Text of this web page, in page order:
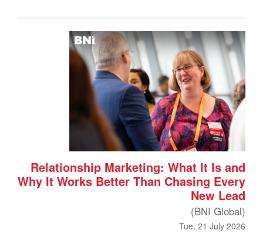
Relationship Marketing: What It Is and
Why It Works Better Than Chasing Every
New Lead
(BNI Global)
Tue, 21 July 2026